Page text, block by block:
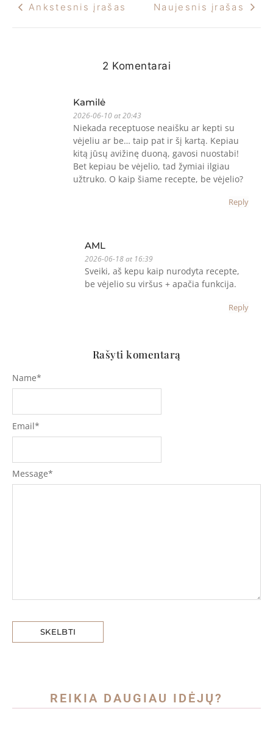
Ankstesnis įrašas Naujesnis įrašas
2 Komentarai
Kamilė
2026-06-10 at 20:43
Niekada receptuose neaišku ar kepti su
vėjeliu ar be… taip pat ir šį kartą. Kepiau
kitą jūsų avižinę duoną, gavosi nuostabi!
Bet kepiau be vėjelio, tad žymiai ilgiau
užtruko. O kaip šiame recepte, be vėjelio?
Reply
AML
2026-06-18 at 16:39
Sveiki, aš kepu kaip nurodyta recepte,
be vėjelio su viršus + apačia funkcija.
Reply
Rašyti komentarą
Message*
Name*
Email*
REIKIA DAUGIAU IDĖJŲ?